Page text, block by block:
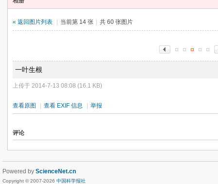
« 返回图片列表 当前第 14 张 共 60 张图片
一叶生根
上传于 2014-7-13 08:08 (16.1 KB)
查看原图 查看 EXIF 信息 举报
评论
Powered by ScienceNet.cn
Copyright © 2007-2026 中国科学报社